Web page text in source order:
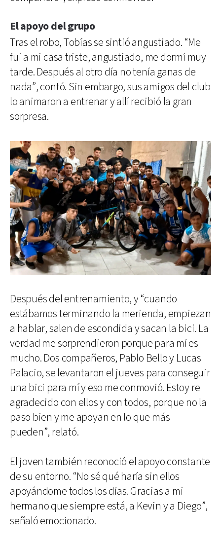
El apoyo del grupo
Tras el robo, Tobías se sintió angustiado. “Me
fui a mi casa triste, angustiado, me dormí muy
tarde. Después al otro día no tenía ganas de
nada”, contó. Sin embargo, sus amigos del club
lo animaron a entrenar y allí recibió la gran
sorpresa.
Después del entrenamiento, y “cuando
estábamos terminando la merienda, empiezan
a hablar, salen de escondida y sacan la bici. La
verdad me sorprendieron porque para mí es
mucho. Dos compañeros, Pablo Bello y Lucas
Palacio, se levantaron el jueves para conseguir
una bici para mí y eso me conmovió. Estoy re
agradecido con ellos y con todos, porque no la
paso bien y me apoyan en lo que más
pueden”, relató.
El joven también reconoció el apoyo constante
de su entorno. “No sé qué haría sin ellos
apoyándome todos los días. Gracias a mi
hermano que siempre está, a Kevin y a Diego”,
señaló emocionado.